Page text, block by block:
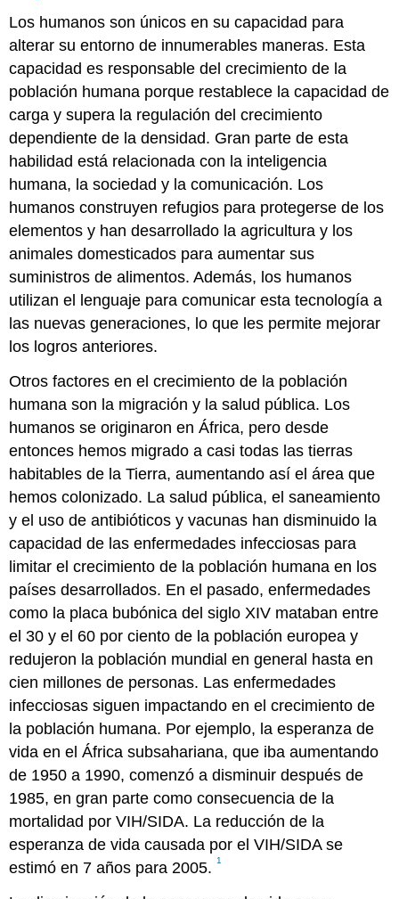
Los humanos son únicos en su capacidad para
alterar su entorno de innumerables maneras. Esta
capacidad es responsable del crecimiento de la
población humana porque restablece la capacidad de
carga y supera la regulación del crecimiento
dependiente de la densidad. Gran parte de esta
habilidad está relacionada con la inteligencia
humana, la sociedad y la comunicación. Los
humanos construyen refugios para protegerse de los
elementos y han desarrollado la agricultura y los
animales domesticados para aumentar sus
suministros de alimentos. Además, los humanos
utilizan el lenguaje para comunicar esta tecnología a
las nuevas generaciones, lo que les permite mejorar
los logros anteriores.
Otros factores en el crecimiento de la población
humana son la migración y la salud pública. Los
humanos se originaron en África, pero desde
entonces hemos migrado a casi todas las tierras
habitables de la Tierra, aumentando así el área que
hemos colonizado. La salud pública, el saneamiento
y el uso de antibióticos y vacunas han disminuido la
capacidad de las enfermedades infecciosas para
limitar el crecimiento de la población humana en los
países desarrollados. En el pasado, enfermedades
como la placa bubónica del siglo XIV mataban entre
el 30 y el 60 por ciento de la población europea y
redujeron la población mundial en general hasta en
cien millones de personas. Las enfermedades
infecciosas siguen impactando en el crecimiento de
la población humana. Por ejemplo, la esperanza de
vida en el África subsahariana, que iba aumentando
de 1950 a 1990, comenzó a disminuir después de
1985, en gran parte como consecuencia de la
mortalidad por VIH/SIDA. La reducción de la
esperanza de vida causada por el VIH/SIDA se
estimó en 7 años para 2005.1